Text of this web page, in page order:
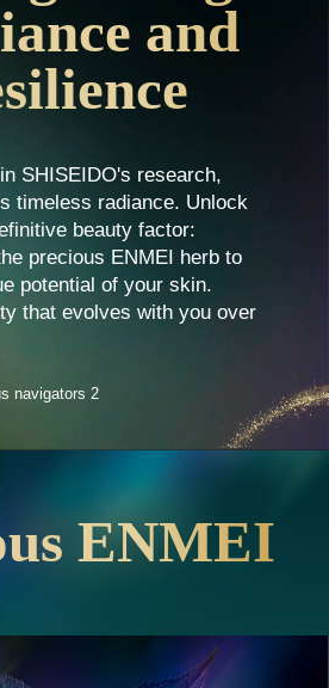
and
SHISEIDO's research,
timeless radiance. Unlock
beauty factor:
precious ENMEI herb to
potential of your skin.
that evolves with you over
navigators 2
ENMEI